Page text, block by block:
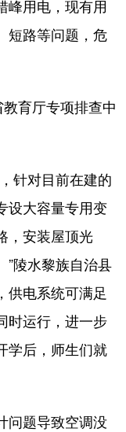
峰用电，现有用
短路等问题，危
育厅专项排查中
针对目前在建的
设大容量专用变
，安装屋顶光
”陵水黎族自治县
供电系统可满足
时运行，进一步
学后，师生们就
题导致空调没